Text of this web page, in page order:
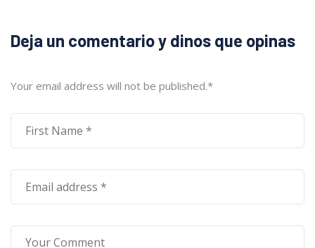
Deja un comentario y dinos que opinas
Your email address will not be published.*